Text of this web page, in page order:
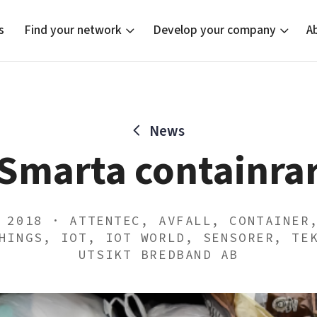
Find your network
East Sweden Tech Women
Reversed mentorship
Develop your company
Upscaling
Talent & skills
Offers to boost your business
News
2018 · ATTENTEC, AVFALL, CONTAINER,
IOT, IOT WORLD, SENSORER,
UTSIKT BREDBAND AB